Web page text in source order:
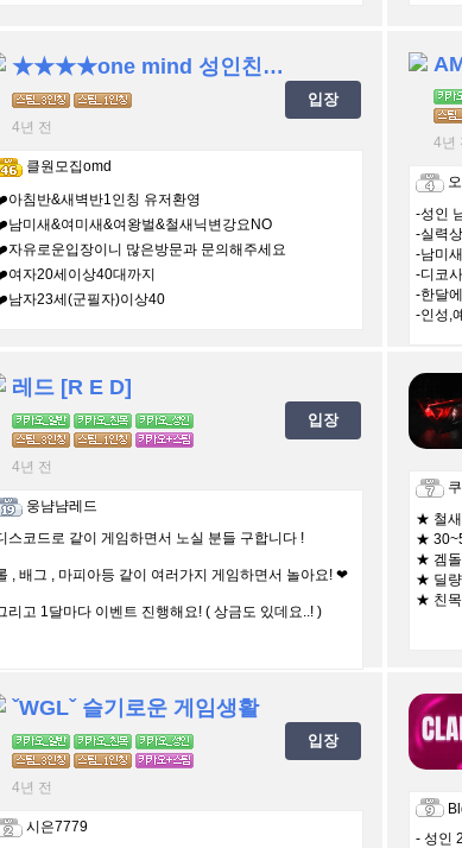
★★★★one mind 성인친목클 초기 멤버 마구마구 모집!![스팀]클원모집 가족같으면서 재밋는클랜 남 23↑여 20↑이상 /1인칭/ 아침/ 새벽반/ 배린이/ 복귀/ 여성유저 환영 ★★★★
4년 전
입장
클원모집omd
침반&새벽반1인칭 유저환영
미새&여미새&여왕벌&철새닉변강요NO
유로운입장이니 많은방문과 문의해주세요
자20세이상40대까지
남자23세(군필자)이상40
4년
-성인
-실력
-남미
-디코
-한달
-인성,
레드 [R E D]
4년 전
입장
웅냠냠레드
스코드로 같이 게임하면서 노실 분들 구합니다 !
, 배그 , 마피아등 같이 여러가지 게임하면서 놀아요! ❤
리고 1달마다 이벤트 진행해요! ( 상금도 있데요..! )
★ 철새
★
★ 겜돌
★ 딜량
★ 친목
ˇWGLˇ 슬기로운 게임생활
4년 전
입장
시은7779
- 성인